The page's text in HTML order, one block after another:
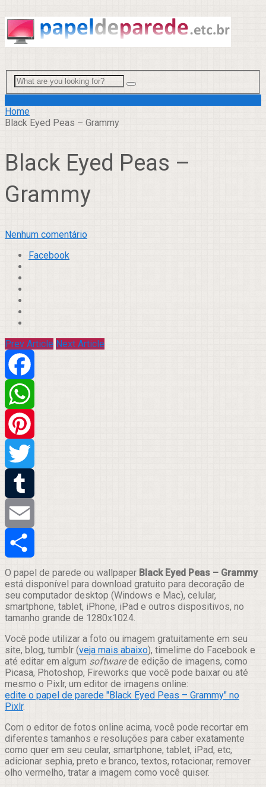
Home
Black Eyed Peas – Grammy
Black Eyed Peas –
Grammy
Nenhum comentário
Facebook
Prev Article Next Article
Facebook
WhatsApp
Pinterest
Twitter
Tumblr
Email
Compartilhar
O papel de parede ou wallpaper Black Eyed Peas – Grammy
está disponível para download gratuito para decoração de
seu computador desktop (Windows e Mac), celular,
smartphone, tablet, iPhone, iPad e outros dispositivos, no
tamanho grande de 1280x1024.
Você pode utilizar a foto ou imagem gratuitamente em seu
site, blog, tumblr (veja mais abaixo), timelime do Facebook e
até editar em algum softwarede edição de imagens, como
Picasa, Photoshop, Fireworks que você pode baixar ou até
mesmo o Pixlr, um editor de imagens online:
edite o papel de parede "Black Eyed Peas – Grammy" no
Pixlr.
Com o editor de fotos online acima, você pode recortar em
diferentes tamanhos e resoluções para caber exatamente
como quer em seu ceular, smartphone, tablet, iPad, etc,
adicionar sephia, preto e branco, textos, rotacionar, remover
olho vermelho, tratar a imagem como você quiser.